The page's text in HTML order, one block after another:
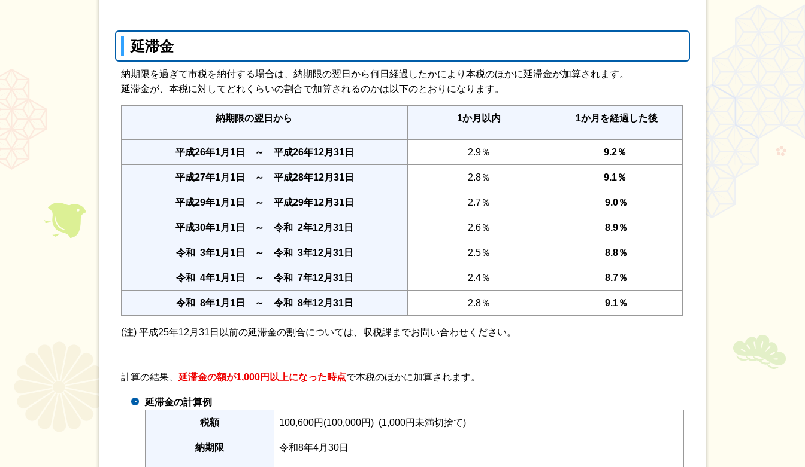
延滞金
納期限を過ぎて市税を納付する場合は、納期限の翌日から何日経過したかにより本税のほかに延滞金が加算されます。
延滞金が、本税に対してどれくらいの割合で加算されるのかは以下のとおりになります。
納期限の翌日から 1か月以内 1か月を経過した後
平成26年1月1日 ～ 平成26年12月31日 2.9％ 9.2％
平成27年1月1日 ～ 平成28年12月31日 2.8％ 9.1％
平成29年1月1日 ～ 平成29年12月31日 2.7％ 9.0％
平成30年1月1日 ～ 令和 2年12月31日 2.6％ 8.9％
令和 3年1月1日 ～ 令和 3年12月31日 2.5％ 8.8％
令和 4年1月1日 ～ 令和 7年12月31日 2.4％ 8.7％
令和 8年1月1日 ～ 令和 8年12月31日 2.8％ 9.1％
(注) 平成25年12月31日以前の延滞金の割合については、収税課までお問い合わせください。
計算の結果、 延滞金の額が1,000円以上になった時点で本税のほかに加算されます。
延滞金の計算例
税額
100,600円(100,000円) (1,000円未満切捨て)
納期限 令和8年4月30日